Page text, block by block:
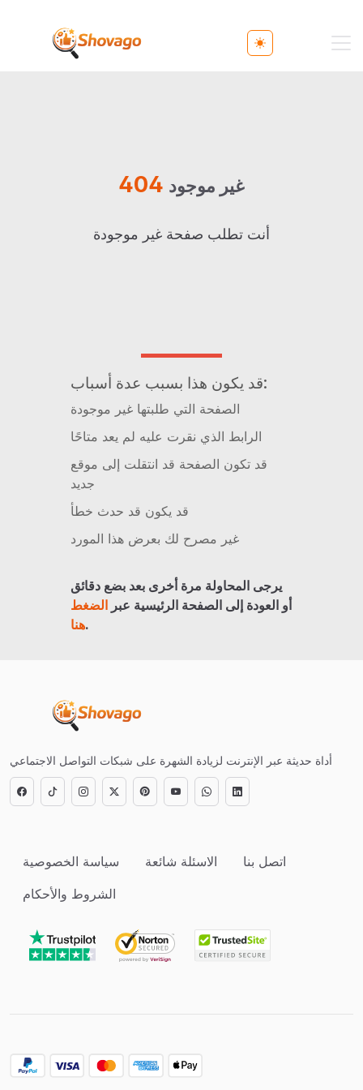
Toggle theme
404 غير موجود
أنت تطلب صفحة غير موجودة
قد يكون هذا بسبب عدة أسباب:
الصفحة التي طلبتها غير موجودة
الرابط الذي نقرت عليه لم يعد متاحًا
قد تكون الصفحة قد انتقلت إلى موقع
جديد
قد يكون قد حدث خطأ
غير مصرح لك بعرض هذا المورد
يرجى المحاولة مرة أخرى بعد بضع دقائق
أو العودة إلى الصفحة الرئيسية عبرالضغط
هنا.
أداة حديثة عبر الإنترنت لزيادة الشهرة على شبكات التواصل الاجتماعي
سياسة الخصوصية الاسئلة شائعة
اتصل بنا
الشروط والأحكام